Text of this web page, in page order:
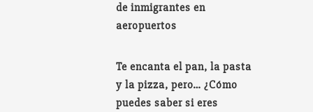
de inmigrantes en
aeropuertos
Te encanta el pan, la pasta
y la pizza, pero… ¿Cómo
puedes saber si eres